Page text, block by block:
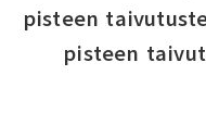
pisteen
pisteen